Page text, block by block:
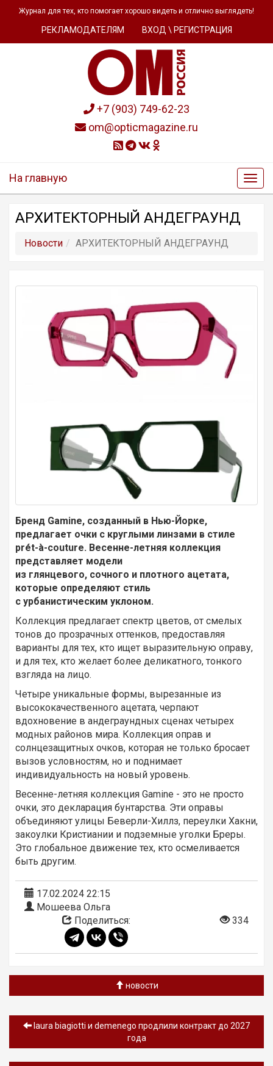
Журнал для тех, кто помогает хорошо видеть и отлично выглядеть!
РЕКЛАМОДАТЕЛЯМ ВХОД \ РЕГИСТРАЦИЯ
+7 (903) 749-62-23
om@opticmagazine.ru
На главную
АРХИТЕКТОРНЫЙ АНДЕГРАУНД
Новости АРХИТЕКТОРНЫЙ АНДЕГРАУНД
Бренд Gamine, созданный в Нью-Йорке,
предлагает очки с круглыми линзами в стиле
prét-à-couture. Весенне-летняя коллекция
представляет модели
из глянцевого, сочного и плотного ацетата,
которые определяют стиль
с урбанистическим уклоном.
Коллекция предлагает спектр цветов, от смелых
тонов до прозрачных оттенков, предоставляя
варианты для тех, кто ищет выразительную оправу,
и для тех, кто желает более деликатного, тонкого
взгляда на лицо.
Четыре уникальные формы, вырезанные из
высококачественного ацетата, черпают
вдохновение в андеграундных сценах четырех
модных районов мира. Коллекция оправ и
солнцезащитных очков, которая не только бросает
вызов условностям, но и поднимает
индивидуальность на новый уровень.
Весенне-летняя коллекция Gamine - это не просто
очки, это декларация бунтарства. Эти оправы
объединяют улицы Беверли-Хиллз, переулки Хакни,
закоулки Кристиании и подземные уголки Бреры.
Это глобальное движение тех, кто осмеливается
быть другим.
17.02.2024 22:15
Мошеева Ольга
Поделиться:
334
новости
laura biagiotti и demenego продлили контракт до 2027
года